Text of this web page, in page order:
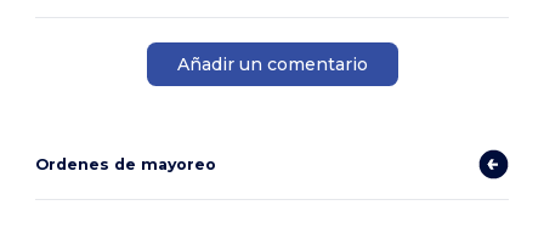
Añadir un comentario
Ordenes de mayoreo